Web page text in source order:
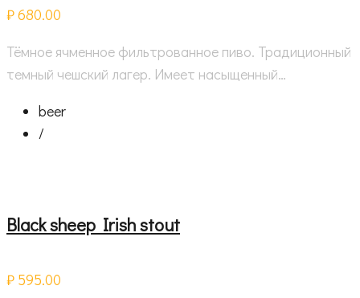
₽ 680.00
Тёмное ячменное фильтрованное пиво. Традиционный
темный чешский лагер. Имеет насыщенный…
beer
/
Black sheep Irish stout
₽ 595.00